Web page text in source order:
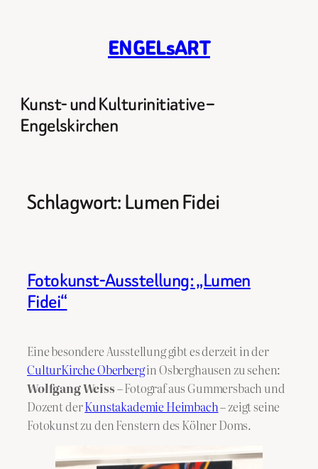
ENGELsART
Kunst- und Kulturinitiative –
Engelskirchen
Schlagwort:Lumen Fidei
Fotokunst-Ausstellung: „Lumen
Fidei“
Eine besondere Ausstellung gibt es derzeit in der
CulturKirche Oberbergin Osberghausen zu sehen:
Wolfgang Weiss– Fotograf aus Gummersbach und
Dozent derKunstakademie Heimbach– zeigt seine
Fotokunst zu den Fenstern des Kölner Doms.